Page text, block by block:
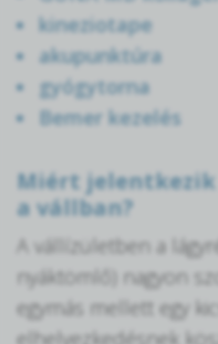
kineziotape
akupunktúra
gyógytorna
Bemer kezelés
Miért
a vállban?
A vállízületben a
nyáktömlő) nagyon
egymás mellett egy
elhelyezkedésnek